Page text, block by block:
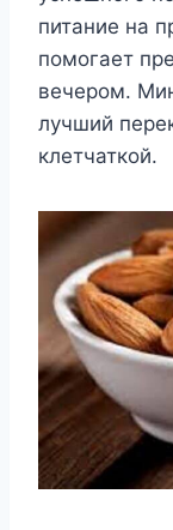
питание на
помогает
вечером.
лучший
клетчаткой.